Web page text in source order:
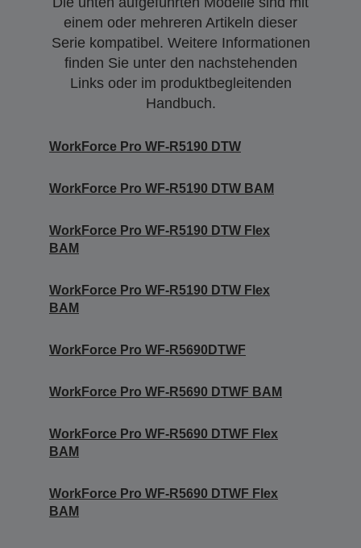
einem oder mehreren Artikeln dieser
Serie kompatibel. Weitere Informationen
finden Sie unter den nachstehenden
Links oder im produktbegleitenden
Handbuch.
WorkForce Pro WF-R5190 DTW
WorkForce Pro WF-R5190 DTW BAM
WorkForce Pro WF-R5190 DTW Flex
BAM
WorkForce Pro WF-R5190 DTW Flex
BAM
WorkForce Pro WF-R5690DTWF
WorkForce Pro WF-R5690 DTWF BAM
WorkForce Pro WF-R5690 DTWF Flex
BAM
WorkForce Pro WF-R5690 DTWF Flex
BAM